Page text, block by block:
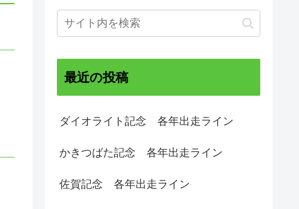
最近の投稿
ダイオライト記念 各年出走ライン
かきつばた記念 各年出走ライン
佐賀記念 各年出走ライン